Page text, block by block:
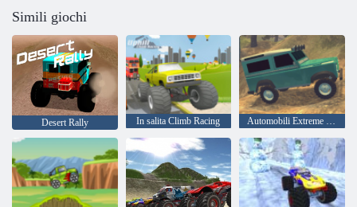
Simili giochi
Desert Rally In salita Climb Racing Automobili Extreme OffRoad